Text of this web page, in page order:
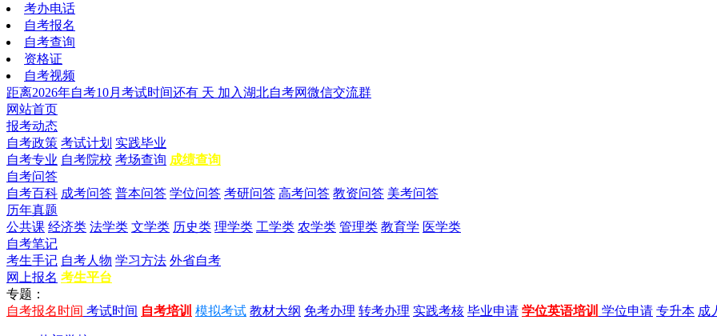
考办电话
自考报名
自考查询
资格证
自考视频
距离2026年自考10月考试时间还有 天 加入湖北自考网微信交流群
网站首页
报考动态
自考政策 考试计划 实践毕业
自考专业 自考院校 考场查询 成绩查询
自考问答
自考百科 成考问答 普本问答 学位问答 考研问答 高考问答 教资问答 美考问答
历年真题
公共课 经济类 法学类 文学类 历史类 理学类 工学类 农学类 管理类 教育学 医学类
自考笔记
考生手记 自考人物 学习方法 外省自考
网上报名 考生平台
专题：
自考报名时间 考试时间 自考培训 模拟考试 教材大纲 免考办理 转考办理 实践考核 毕业申请 学位英语培训 学位申请 专升本 成